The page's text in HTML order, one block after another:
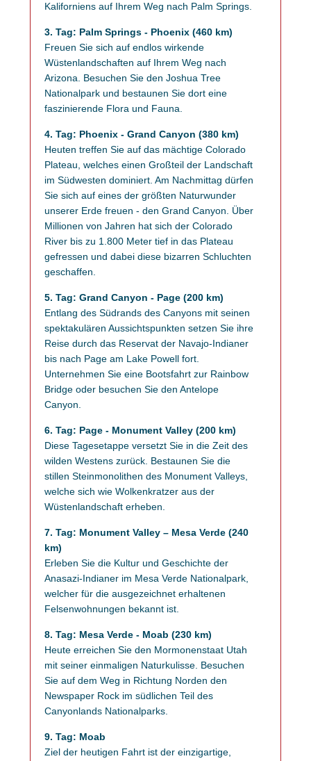
Kaliforniens auf Ihrem Weg nach Palm Springs.
3. Tag: Palm Springs - Phoenix (460 km)
Freuen Sie sich auf endlos wirkende
Wüstenlandschaften auf Ihrem Weg nach
Arizona. Besuchen Sie den Joshua Tree
Nationalpark und bestaunen Sie dort eine
faszinierende Flora und Fauna.
4. Tag: Phoenix - Grand Canyon (380 km)
Heuten treffen Sie auf das mächtige Colorado
Plateau, welches einen Großteil der Landschaft
im Südwesten dominiert. Am Nachmittag dürfen
Sie sich auf eines der größten Naturwunder
unserer Erde freuen - den Grand Canyon. Über
Millionen von Jahren hat sich der Colorado
River bis zu 1.800 Meter tief in das Plateau
gefressen und dabei diese bizarren Schluchten
geschaffen.
5. Tag: Grand Canyon - Page (200 km)
Entlang des Südrands des Canyons mit seinen
spektakulären Aussichtspunkten setzen Sie ihre
Reise durch das Reservat der Navajo-Indianer
bis nach Page am Lake Powell fort.
Unternehmen Sie eine Bootsfahrt zur Rainbow
Bridge oder besuchen Sie den Antelope
Canyon.
6. Tag: Page - Monument Valley (200 km)
Diese Tagesetappe versetzt Sie in die Zeit des
wilden Westens zurück. Bestaunen Sie die
stillen Steinmonolithen des Monument Valleys,
welche sich wie Wolkenkratzer aus der
Wüstenlandschaft erheben.
7. Tag: Monument Valley – Mesa Verde (240
km)
Erleben Sie die Kultur und Geschichte der
Anasazi-Indianer im Mesa Verde Nationalpark,
welcher für die ausgezeichnet erhaltenen
Felsenwohnungen bekannt ist.
8. Tag: Mesa Verde - Moab (230 km)
Heute erreichen Sie den Mormonenstaat Utah
mit seiner einmaligen Naturkulisse. Besuchen
Sie auf dem Weg in Richtung Norden den
Newspaper Rock im südlichen Teil des
Canyonlands Nationalparks.
9. Tag: Moab
Ziel der heutigen Fahrt ist der einzigartige,